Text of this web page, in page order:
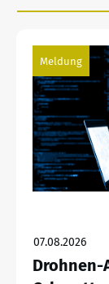
Meldung
07.08.2026
Drohnen-